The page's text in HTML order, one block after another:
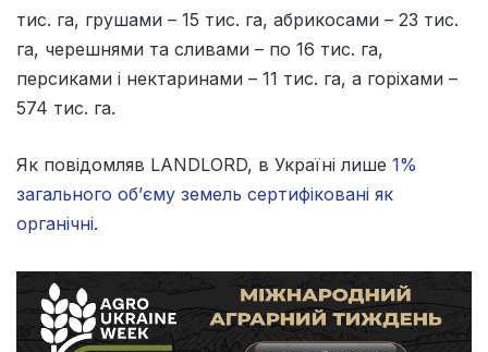
тис. га, грушами – 15 тис. га, абрикосами – 23 тис.
га, черешнями та сливами – по 16 тис. га,
персиками і нектаринами – 11 тис. га, а горіхами –
574 тис. га.
Як повідомляв LANDLORD, в Україні лише 1%
загального об’єму земель сертифіковані як
органічні.